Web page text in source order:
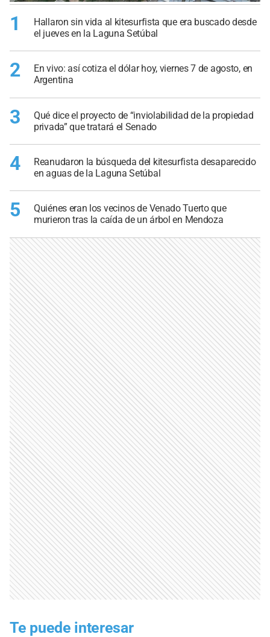
1
Hallaron sin vida al kitesurfista que era buscado desde
el jueves en la Laguna Setúbal
2
En vivo: así cotiza el dólar hoy, viernes 7 de agosto, en
Argentina
3
Qué dice el proyecto de “inviolabilidad de la propiedad
privada” que tratará el Senado
4
Reanudaron la búsqueda del kitesurfista desaparecido
en aguas de la Laguna Setúbal
5
Quiénes eran los vecinos de Venado Tuerto que
murieron tras la caída de un árbol en Mendoza
Te puede interesar